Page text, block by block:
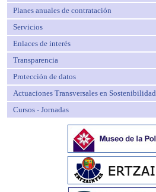
Planes anuales de contratación
Servicios
Enlaces de interés
Transparencia
Protección de datos
Actuaciones Transversales en Sostenibilidad
Cursos - Jornadas